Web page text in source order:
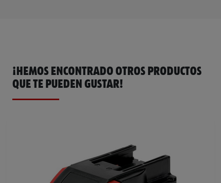
¡HEMOS ENCONTRADO OTROS PRODUCTOS
QUE TE PUEDEN GUSTAR!